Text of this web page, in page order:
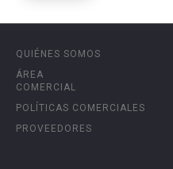
QUIÉNES SOMOS
ÁREA
COMERCIAL
POLÍTICAS COMERCIALES
PROVEEDORES